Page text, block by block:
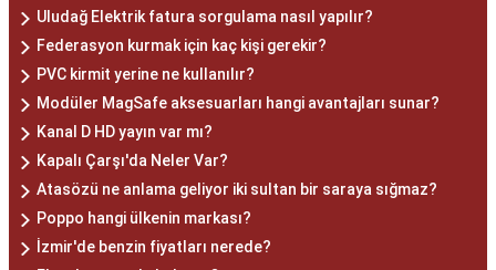
Uludağ Elektrik fatura sorgulama nasıl yapılır?
Federasyon kurmak için kaç kişi gerekir?
PVC kirmit yerine ne kullanılır?
Modüler MagSafe aksesuarları hangi avantajları sunar?
Kanal D HD yayın var mı?
Kapalı Çarşı'da Neler Var?
Atasözü ne anlama geliyor iki sultan bir saraya sığmaz?
Poppo hangi ülkenin markası?
İzmir'de benzin fiyatları nerede?